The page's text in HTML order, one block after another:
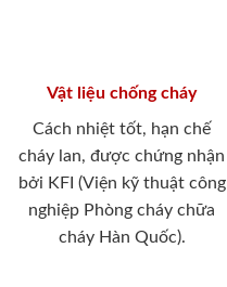
Vật liệu chống cháy
Cách nhiệt tốt, hạn chế
cháy lan, được chứng nhận
bởi KFI (Viện kỹ thuật công
nghiệp Phòng cháy chữa
cháy Hàn Quốc).